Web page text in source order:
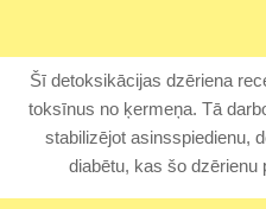
Šī detoksikācijas dzēriena
toksīnus no ķermeņa. Tā
stabilizējot asinsspiedienu,
diabētu, kas šo dzērienu